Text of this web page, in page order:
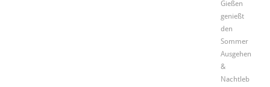
Gießen
genießt
den
Sommer
Ausgehen
&
Nachtleb